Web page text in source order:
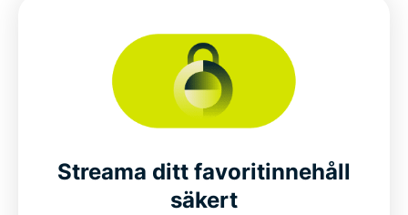
Streama ditt favoritinnehåll
säkert